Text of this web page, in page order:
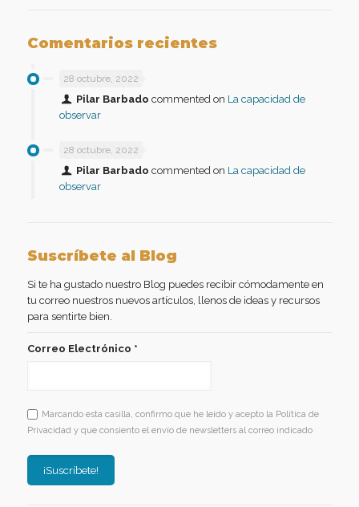
Comentarios recientes
28 octubre, 2022
Pilar Barbado commented on La capacidad de
observar
28 octubre, 2022
Pilar Barbado commented on La capacidad de
observar
Suscríbete al Blog
Si te ha gustado nuestro Blog puedes recibir cómodamente en
tu correo nuestros nuevos artículos, llenos de ideas y recursos
para sentirte bien.
Correo Electrónico *
Marcando esta casilla, confirmo que he leído y acepto la Política de
Privacidad y que consiento el envío de newsletters al correo indicado